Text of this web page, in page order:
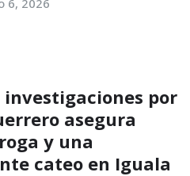
6, 2026
por
asegura
y una
cateo en Iguala